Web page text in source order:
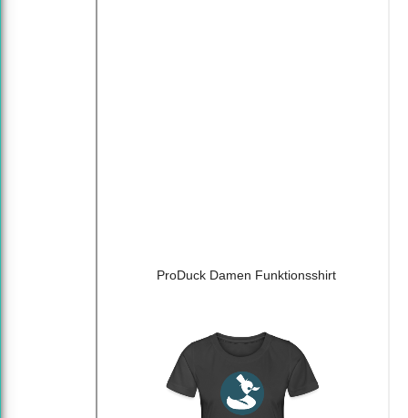
ProDuck Damen Funktionsshirt